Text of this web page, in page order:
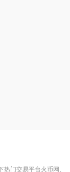
门交易平台火币网、